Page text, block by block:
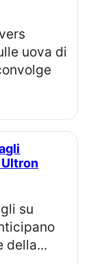
uova di
della...